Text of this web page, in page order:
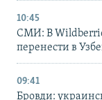
10:45
СМИ: В
перенести в
09:41
Бровди: